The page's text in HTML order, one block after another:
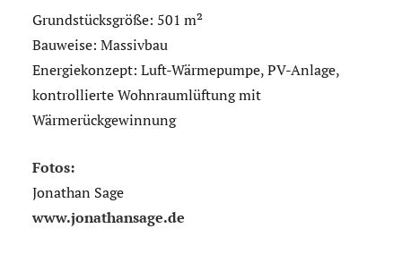
Grundstücksgröße: 501 m²
Bauweise: Massivbau
Energiekonzept: Luft-Wärmepumpe, PV-Anlage,
kontrollierte Wohnraumlüftung mit
Wärmerückgewinnung
Fotos:
Jonathan Sage
www.jonathansage.de